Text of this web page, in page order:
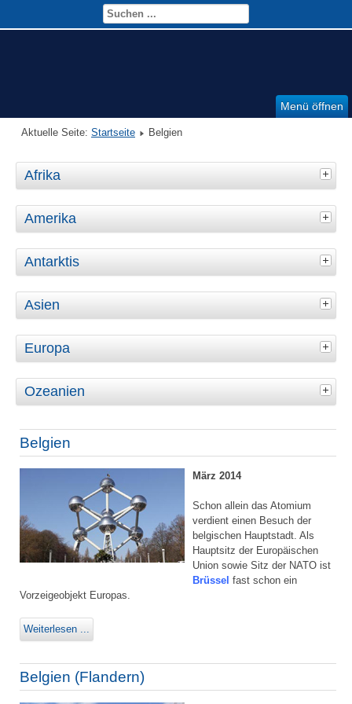
Menü öffnen
Aktuelle Seite: Startseite Belgien
Afrika
Amerika
Antarktis
Asien
Europa
Ozeanien
Belgien
März 2014
Schon allein das Atomium
verdient einen Besuch der
belgischen Hauptstadt. Als
Hauptsitz der Europäischen
Union sowie Sitz der NATO ist
Brüssel fast schon ein
Vorzeigeobjekt Europas.
Weiterlesen ...
Belgien (Flandern)